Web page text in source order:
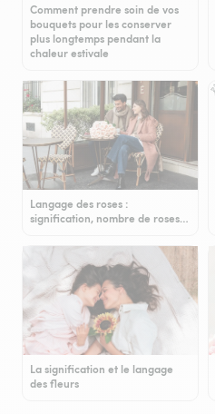
Comment prendre soin de vos
bouquets pour les conserver
plus longtemps pendant la
chaleur estivale
Langage des roses :
signification, nombre de roses…
La signification et le langage
des fleurs